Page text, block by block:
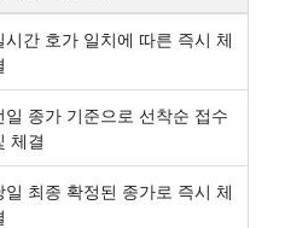
시간 호가 일치에 따른 즉시 체
일 종가 기준으로 선착순 접수
체결
일 최종 확정된 종가로 즉시 체